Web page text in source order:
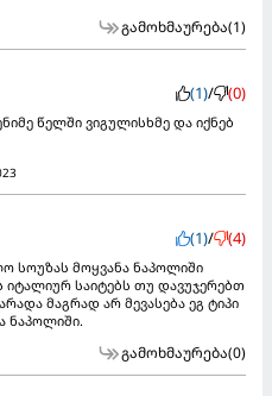
გამოხმაურება(1)
(1)/ (0)
წელში ვიგულისხმე და იქნებ
(1)/ (4)
სოუზას მოყვანა ნაპოლიში
იტალიურ საიტებს თუ დავუჯერებთ
მაგრად არ მევასება ეგ ტიპი
ნაპოლიში.
გამოხმაურება(0)